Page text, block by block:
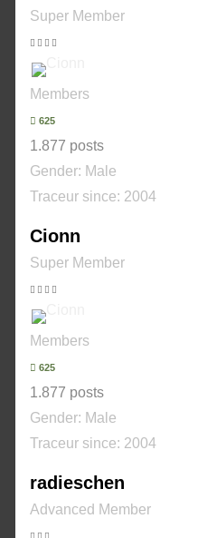
Super Member
Members
625
1.877 posts
Gender: Male
Traceur since: 2004
Cionn
Super Member
Members
625
1.877 posts
Gender: Male
Traceur since: 2004
radieschen
Advanced Member